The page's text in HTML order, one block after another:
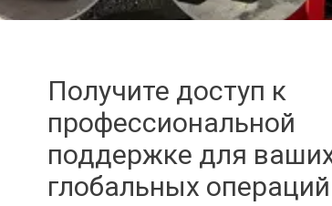
Получите доступ к
профессиональной
поддержке для
глобальных операций​​​​​​​